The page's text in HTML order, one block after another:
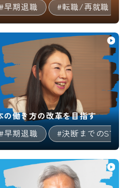
早期退職 #転職/再就職
働き方の改革を目指す
早期退職 #決断までの